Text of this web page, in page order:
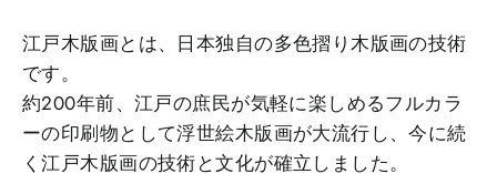
江戸木版画とは、日本独自の多色摺り木版画の技術
です。
約200年前、江戸の庶民が気軽に楽しめるフルカラ
ーの印刷物として浮世絵木版画が大流行し、今に続
く江戸木版画の技術と文化が確立しました。